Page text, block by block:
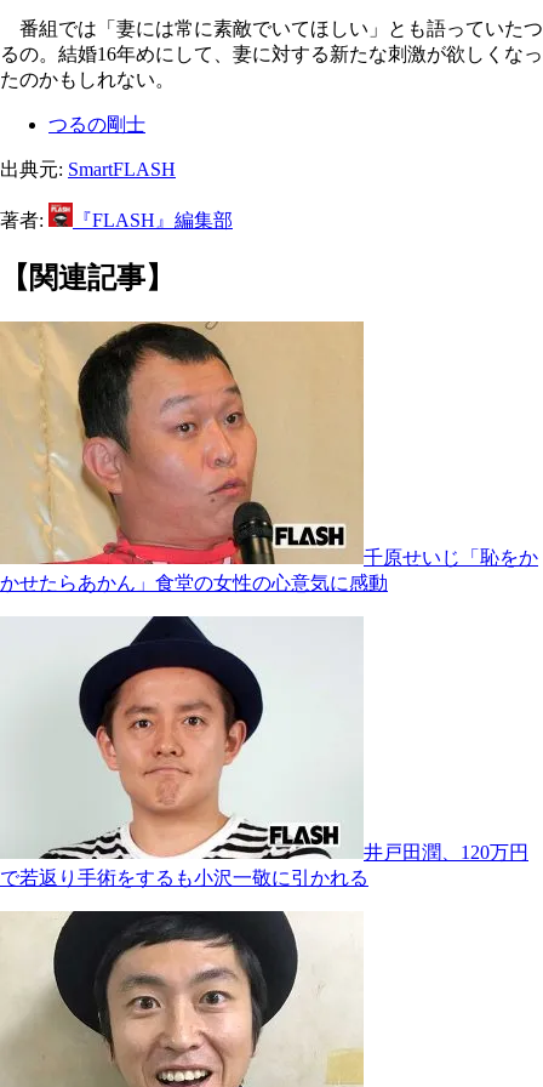
番組では「妻には常に素敵でいてほしい」とも語っていたつ
るの。結婚16年めにして、妻に対する新たな刺激が欲しくなっ
たのかもしれない。
つるの剛士
出典元: SmartFLASH
著者: 『FLASH』編集部
【関連記事】
千原せいじ「恥をか
かせたらあかん」食堂の女性の心意気に感動
井戸田潤、120万円
で若返り手術をするも小沢一敬に引かれる